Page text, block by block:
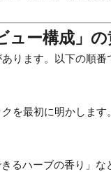
ー構成」
ります。以下の順
を最初に明かしま
るハーブの香り」